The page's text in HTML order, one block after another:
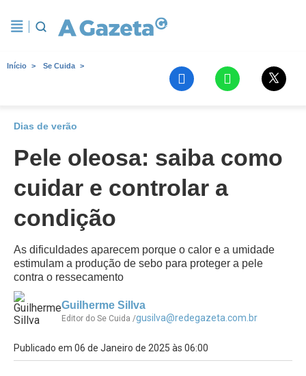
Início Se Cuida
Dias de verão
Pele oleosa: saiba como
cuidar e controlar a
condição
As dificuldades aparecem porque o calor e a umidade
estimulam a produção de sebo para proteger a pele
contra o ressecamento
Guilherme Sillva
Editor do Se Cuida /gusilva@redegazeta.com.br
Publicado em 06 de Janeiro de 2025 às 06:00